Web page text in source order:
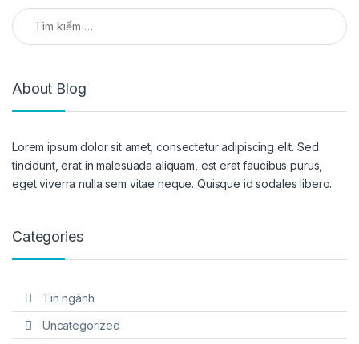
Tìm kiếm cho:
About Blog
Lorem ipsum dolor sit amet, consectetur adipiscing elit. Sed
tincidunt, erat in malesuada aliquam, est erat faucibus purus,
eget viverra nulla sem vitae neque. Quisque id sodales libero.
Categories
Tin ngành
Uncategorized